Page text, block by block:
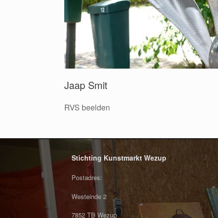
Jaap Smit
RVS beelden
Stichting Kunstmarkt Wezup
Postadres:
Westeinde 2
7852 TB Wezup